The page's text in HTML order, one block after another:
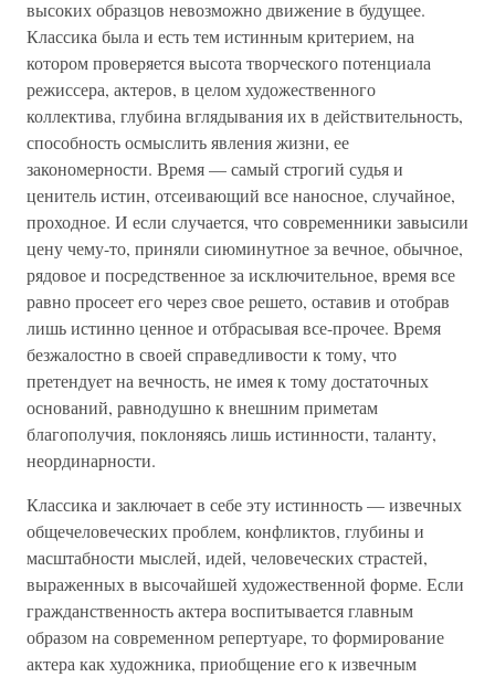
высоких образцов невозможно движение в будущее.
Классика была и есть тем истинным критерием, на
котором проверяется высота творческого потенциала
режиссера, актеров, в целом художественного
коллектива, глубина вглядывания их в действительность,
способность осмыслить явления жизни, ее
закономерности. Время — самый строгий судья и
ценитель истин, отсеивающий все наносное, случайное,
проходное. И если случается, что современники завысили
цену чему-то, приняли сиюминутное за вечное, обычное,
рядовое и посредственное за исключительное, время все
равно просеет его через свое решето, оставив и отобрав
лишь истинно ценное и отбрасывая все-прочее. Время
безжалостно в своей справедливости к тому, что
претендует на вечность, не имея к тому достаточных
оснований, равнодушно к внешним приметам
благополучия, поклоняясь лишь истинности, таланту,
неординарности.
Классика и заключает в себе эту истинность — извечных
общечеловеческих проблем, конфликтов, глубины и
масштабности мыслей, идей, человеческих страстей,
выраженных в высочайшей художественной форме. Если
гражданственность актера воспитывается главным
образом на современном репертуаре, то формирование
актера как художника, приобщение его к извечным